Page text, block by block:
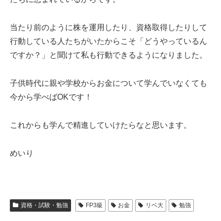
当たり前のように株を運用したり、資格取得したりして
行動している人たちがいたからこそ「どうやっているん
ですか？」と聞けて私も行動できるようになりました。
子供時代に親や学校からお金について学んでいなくても
今から学べばOKです！
これからも学んで精進していけたらなと思います。
めいり
資格・試験・勉強 FP3級 お金 リベ大 勉強